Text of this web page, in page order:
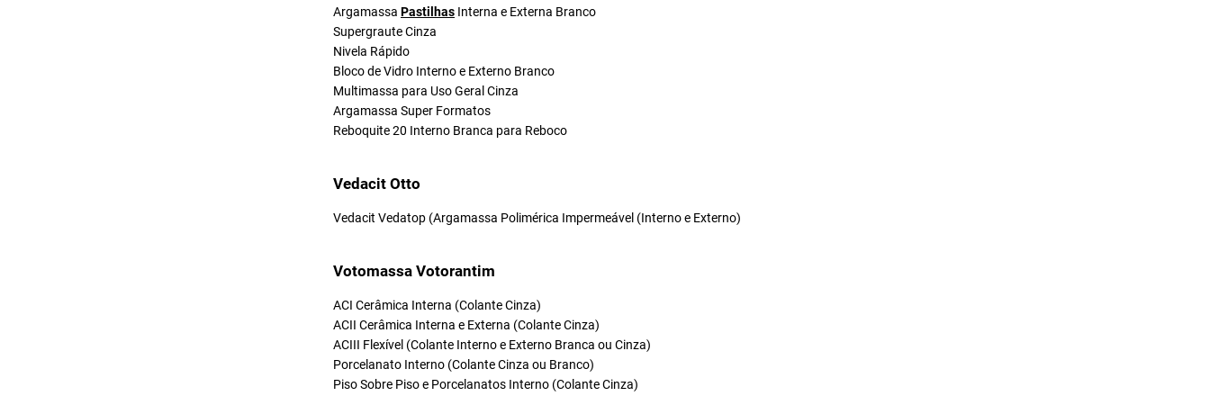
Argamassa Pastilhas Interna e Externa Branco
Supergraute Cinza
Nivela Rápido
Bloco de Vidro Interno e Externo Branco
Multimassa para Uso Geral Cinza
Argamassa Super Formatos
Reboquite 20 Interno Branca para Reboco
Vedacit Otto
Vedacit Vedatop (Argamassa Polimérica Impermeável (Interno e Externo)
Votomassa Votorantim
ACI Cerâmica Interna (Colante Cinza)
ACII Cerâmica Interna e Externa (Colante Cinza)
ACIII Flexível (Colante Interno e Externo Branca ou Cinza)
Porcelanato Interno (Colante Cinza ou Branco)
Piso Sobre Piso e Porcelanatos Interno (Colante Cinza)